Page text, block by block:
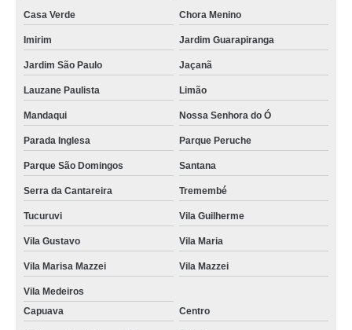
Casa Verde Chora Menino
Imirim Jardim Guarapiranga
Jardim São Paulo Jaçanã
Lauzane Paulista Limão
Mandaqui Nossa Senhora do Ó
Parada Inglesa Parque Peruche
Parque São Domingos Santana
Serra da Cantareira Tremembé
Tucuruvi Vila Guilherme
Vila Gustavo Vila Maria
Vila Marisa Mazzei Vila Mazzei
Vila Medeiros
Capuava
Centro